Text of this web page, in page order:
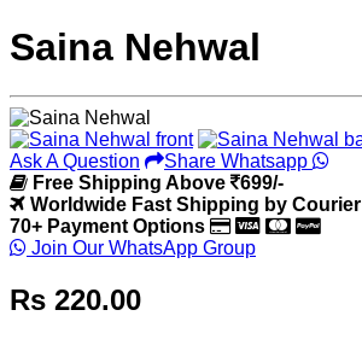
Saina Nehwal
Ask A Question
Share Whatsapp
Free Shipping Above
699/-
Worldwide Fast Shipping by Courier
70+ Payment Options
Join Our WhatsApp Group
Rs 220.00